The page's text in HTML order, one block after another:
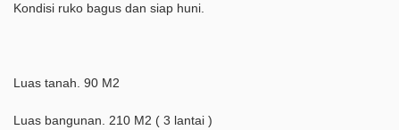
Kondisi ruko bagus dan siap huni.
Luas tanah. 90 M2
Luas bangunan. 210 M2 ( 3 lantai )